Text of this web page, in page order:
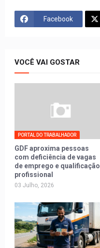
Facebook
VOCÊ VAI GOSTAR
PORTAL DO TRABALHADOR
GDF aproxima pessoas
com deficiência de vagas
de emprego e qualificação
profissional
03 Julho, 2026